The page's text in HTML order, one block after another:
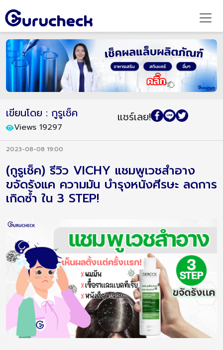
เขียนโดย : กูรูเช็ค
Views 19297
แชร์เลย!
2023-08-08 19:00
(กูรูเช็ค) รีวิว VICHY แชมพูเวชสำอาง
ขจัดรังแค ความมัน บำรุงหนังศีรษะ ลดการ
เกิดซ้ำ ใน 3 STEP!